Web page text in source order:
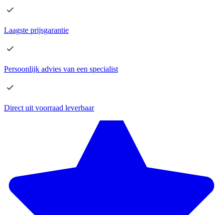
Laagste prijsgarantie
Persoonlijk advies van een specialist
Direct uit voorraad leverbaar